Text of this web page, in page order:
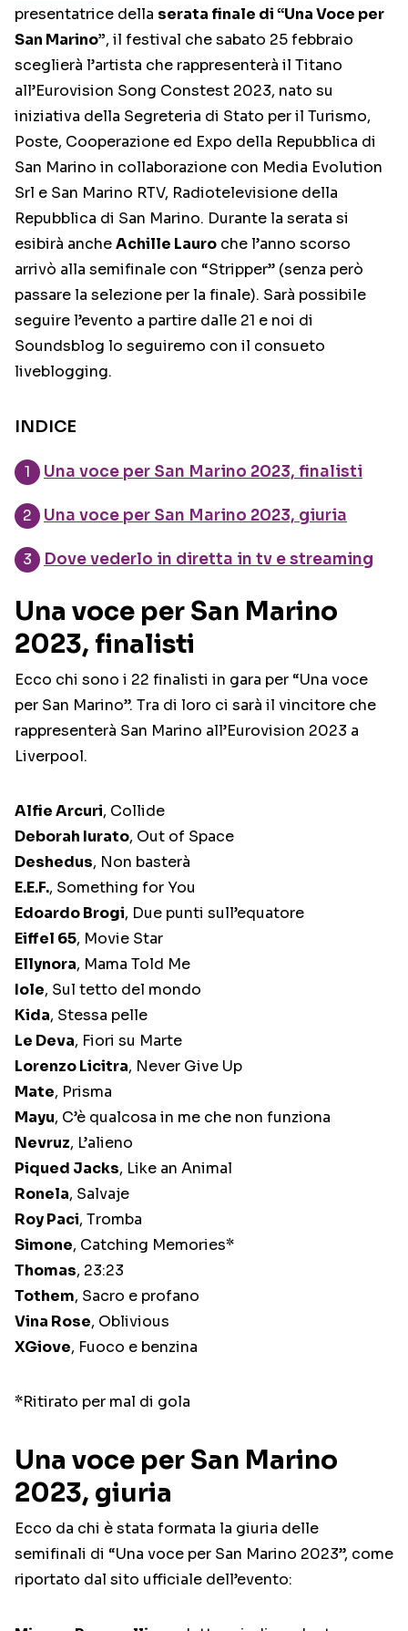
presentatrice della serata finale di “Una Voce per
San Marino”, il festival che sabato 25 febbraio
sceglierà l’artista che rappresenterà il Titano
all’Eurovision Song Constest 2023, nato su
iniziativa della Segreteria di Stato per il Turismo,
Poste, Cooperazione ed Expo della Repubblica di
San Marino in collaborazione con Media Evolution
Srl e San Marino RTV, Radiotelevisione della
Repubblica di San Marino. Durante la serata si
esibirà ancheAchille Lauro che l’anno scorso
arrivò alla semifinale con “Stripper” (senza però
passare la selezione per la finale). Sarà possibile
seguire l’evento a partire dalle 21 e noi di
Soundsblog lo seguiremo con il consueto
liveblogging.
INDICE
Una voce per San Marino 2023, finalisti
Una voce per San Marino 2023, giuria
Dove vederlo in diretta in tv e streaming
Una voce per San Marino
2023, finalisti
Ecco chi sono i 22 finalisti in gara per “Una voce
per San Marino”. Tra di loro ci sarà il vincitore che
rappresenterà San Marino all’Eurovision 2023 a
Liverpool.
Alfie Arcuri, Collide
Deborah Iurato, Out of Space
Deshedus, Non basterà
E.E.F., Something for You
Edoardo Brogi, Due punti sull’equatore
Eiffel 65, Movie Star
Ellynora, Mama Told Me
Iole, Sul tetto del mondo
Kida, Stessa pelle
Le Deva, Fiori su Marte
Lorenzo Licitra, Never Give Up
Mate, Prisma
Mayu, C’è qualcosa in me che non funziona
Nevruz, L’alieno
Piqued Jacks, Like an Animal
Ronela, Salvaje
Roy Paci, Tromba
Simone, Catching Memories*
Thomas, 23:23
Tothem, Sacro e profano
Vina Rose, Oblivious
XGiove, Fuoco e benzina
*Ritirato per mal di gola
Una voce per San Marino
2023, giuria
Ecco da chi è stata formata la giuria delle
semifinali di “Una voce per San Marino 2023”, come
riportato dal sito ufficiale dell’evento: